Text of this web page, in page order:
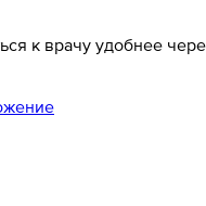
к врачу удобнее